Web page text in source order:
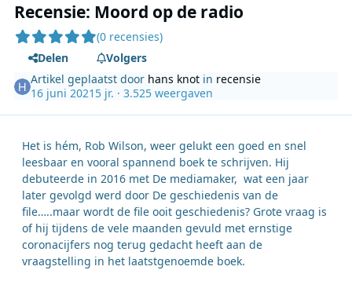
Recensie: Moord op de radio
(0 recensies)
Delen
Volgers
Artikel geplaatst door hans knot in recensie
16 juni 2021 5 jr. · 3.525 weergaven
Het is hém, Rob Wilson, weer gelukt een goed en snel
leesbaar en vooral spannend boek te schrijven. Hij
debuteerde in 2016 met De mediamaker, wat een jaar
later gevolgd werd door De geschiedenis van de
file…..maar wordt de file ooit geschiedenis? Grote vraag is
of hij tijdens de vele maanden gevuld met ernstige
coronacijfers nog terug gedacht heeft aan de
vraagstelling in het laatstgenoemde boek.